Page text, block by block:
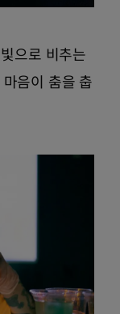
으로 비추는
음이 춤을 춥